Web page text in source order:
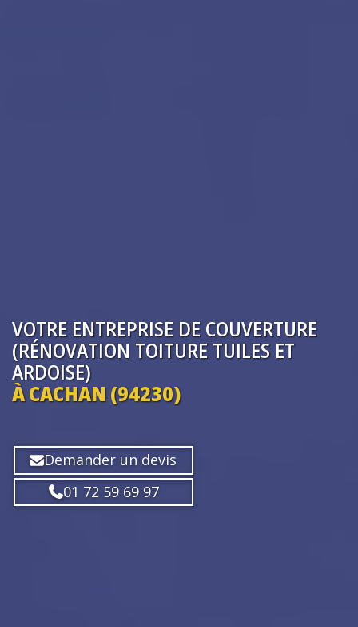
VOTRE ENTREPRISE DE COUVERTURE
(RÉNOVATION TOITURE TUILES ET
ARDOISE)
À CACHAN (94230)
Demander un devis
01 72 59 69 97